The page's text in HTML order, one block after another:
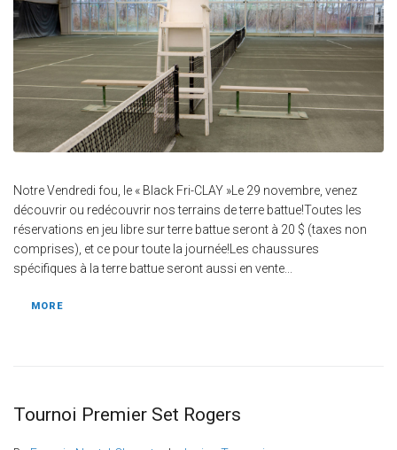
Notre Vendredi fou, le « Black Fri-CLAY »Le 29 novembre, venez
découvrir ou redécouvrir nos terrains de terre battue!Toutes les
réservations en jeu libre sur terre battue seront à 20 $ (taxes non
comprises), et ce pour toute la journée!Les chaussures
spécifiques à la terre battue seront aussi en vente...
MORE
Tournoi Premier Set Rogers